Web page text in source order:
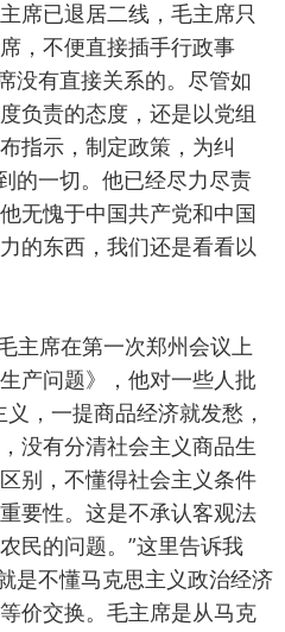
席已退居二线，毛主席只
，不便直接插手行政事
没有直接关系的。尽管如
负责的态度，还是以党组
指示，制定政策，为纠
的一切。他已经尽力尽责
无愧于中国共产党和中国
的东西，我们还是看看以
主席在第一次郑州会议上
产问题》，他对一些人批
，一提商品经济就发愁，
没有分清社会主义商品生
别，不懂得社会主义条件
要性。这是不承认客观法
民的问题。”这里告诉我
是不懂马克思主义政治经济
价交换。毛主席是从马克